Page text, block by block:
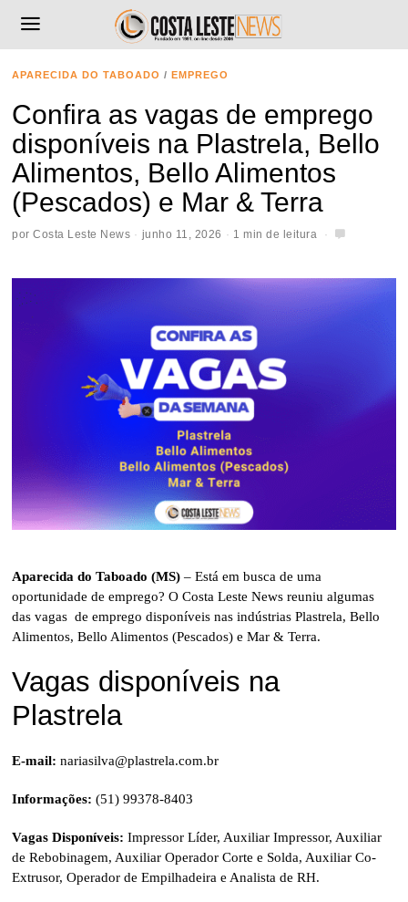
APARECIDA DO TABOADO / EMPREGO
Confira as vagas de emprego
disponíveis na Plastrela, Bello
Alimentos, Bello Alimentos
(Pescados) e Mar & Terra
porCosta Leste News junho 11, 2026 1 min de leitura
Aparecida do Taboado (MS) – Está em busca de uma
oportunidade de emprego? O Costa Leste News reuniu algumas
das vagas de emprego disponíveis nas indústrias Plastrela, Bello
Alimentos, Bello Alimentos (Pescados) e Mar & Terra.
Vagas disponíveis na
Plastrela
E-mail: nariasilva@plastrela.com.br
Informações: (51) 99378-8403
Vagas Disponíveis: Impressor Líder, Auxiliar Impressor, Auxiliar
de Rebobinagem, Auxiliar Operador Corte e Solda, Auxiliar Co-
Extrusor, Operador de Empilhadeira e Analista de RH.